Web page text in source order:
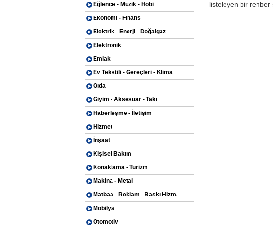
Eğlence - Müzik - Hobi
Ekonomi - Finans
Elektrik - Enerji - Doğalgaz
Elektronik
Emlak
Ev Tekstili - Gereçleri - Klima
Gıda
Giyim - Aksesuar - Takı
Haberleşme - İletişim
Hizmet
İnşaat
Kişisel Bakım
Konaklama - Turizm
Makina - Metal
Matbaa - Reklam - Baskı Hizm.
Mobilya
Otomotiv
listeleyen bir rehber